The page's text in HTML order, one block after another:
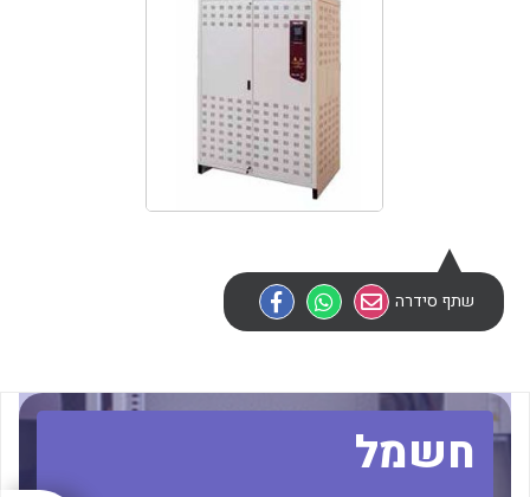
לכל מוצרי היצרן לכל מוצרי היצרן
לכל מוצרי היצרן
שתף סידרה
חשמל